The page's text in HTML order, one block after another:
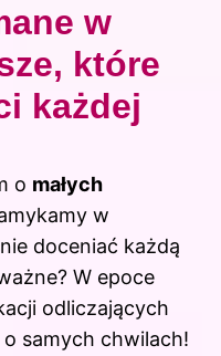
w
które
każdej
o małych
w
doceniać każdą
W epoce
odliczających
samych chwilach!